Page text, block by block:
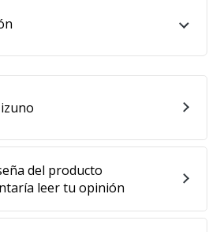
producto
del producto
leer tu opinión